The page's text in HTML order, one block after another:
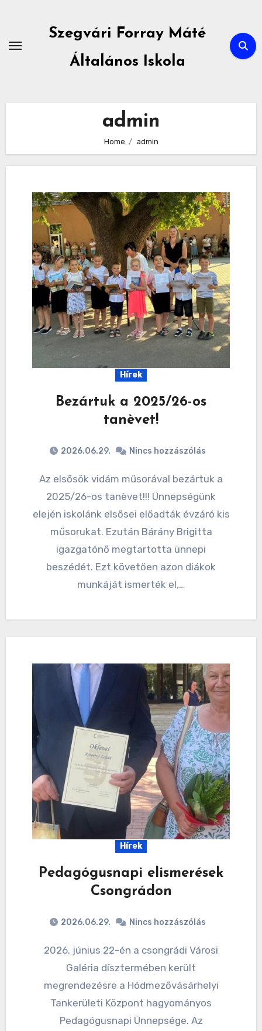
content
Szegvári Forray Máté
Általános Iskola
admin
Home admin
Hírek
Bezártuk a 2025/26-os
tanèvet!
2026.06.29. Nincs hozzászólás
Az elsősök vidám műsorával bezártuk a
2025/26-os tanèvet!!! Ünnepségünk
elején iskolánk elsősei előadták évzáró kis
műsorukat. Ezután Bárány Brigitta
igazgatónő megtartotta ünnepi
beszédét. Ezt követően azon diákok
munkáját ismerték el,…
Hírek
Pedagógusnapi elismerések
Csongrádon
2026.06.29. Nincs hozzászólás
2026. június 22-én a csongrádi Városi
Galéria dísztermében került
megrendezésre a Hódmezővásárhelyi
Tankerületi Központ hagyományos
Pedagógusnapi Ünnepsége. Az